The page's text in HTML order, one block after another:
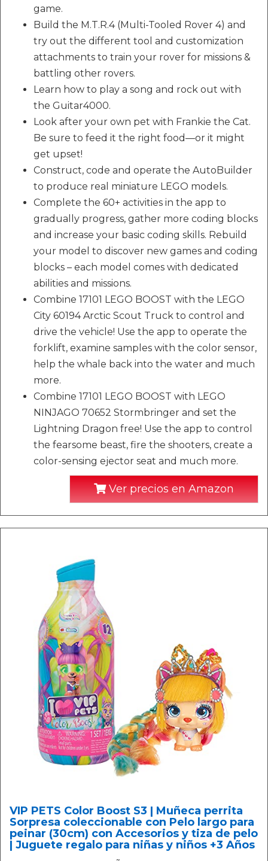
game.
Build the M.T.R.4 (Multi-Tooled Rover 4) and
try out the different tool and customization
attachments to train your rover for missions &
battling other rovers.
Learn how to play a song and rock out with
the Guitar4000.
Look after your own pet with Frankie the Cat.
Be sure to feed it the right food—or it might
get upset!
Construct, code and operate the AutoBuilder
to produce real miniature LEGO models.
Complete the 60+ activities in the app to
gradually progress, gather more coding blocks
and increase your basic coding skills. Rebuild
your model to discover new games and coding
blocks – each model comes with dedicated
abilities and missions.
Combine 17101 LEGO BOOST with the LEGO
City 60194 Arctic Scout Truck to control and
drive the vehicle! Use the app to operate the
forklift, examine samples with the color sensor,
help the whale back into the water and much
more.
Combine 17101 LEGO BOOST with LEGO
NINJAGO 70652 Stormbringer and set the
Lightning Dragon free! Use the app to control
the fearsome beast, fire the shooters, create a
color-sensing ejector seat and much more.
Ver precios en Amazon
VIP PETS Color Boost S3 | Muñeca perrita
Sorpresa coleccionable con Pelo largo para
peinar (30cm) con Accesorios y tiza de pelo
| Juguete regalo para niñas y niños +3 Años